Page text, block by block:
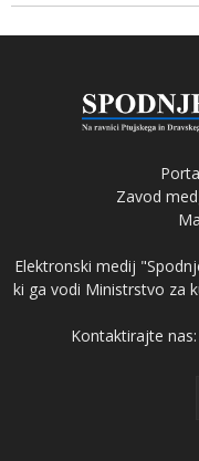
Zavod
Elektronski medij
ki ga vodi Ministrstvo za
Kontaktirajte nas: